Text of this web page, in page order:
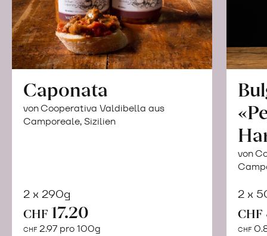
Caponata
von Cooperativa Valdibella aus
Camporeale, Sizilien
2 x 290g
CHF 17.20
CHF 2.97 pro 100g
von
2 x
CHF
CHF